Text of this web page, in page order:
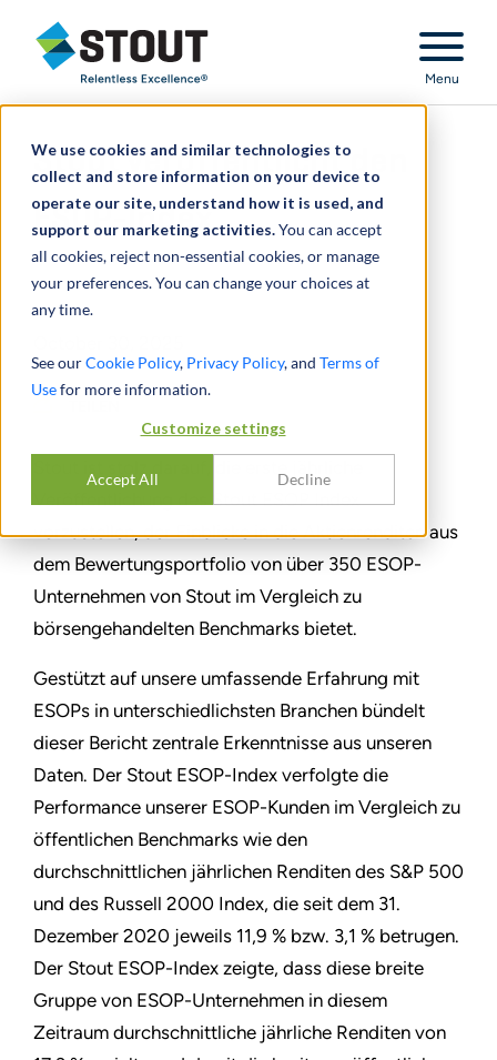
We use cookies and similar technologies to
collect and store information on your device to
operate our site, understand how it is used, and
support our marketing activities.You can accept
all cookies, reject non-essential cookies, or manage
your preferences. You can change your choices at
any time.
See ourCookie Policy, Privacy Policy, and Terms of
Usefor more information.
Customize settings
Accept All Decline
Stout Relentless Excellence
Menu
Stout veröffentlicht den
ESOP-Index
Veröffentlichung des Stout ESOP Index
vorzustellen, der Einblicke in die Aktienrenditen aus
dem Bewertungsportfolio von über 350 ESOP-
Unternehmen von Stout im Vergleich zu
börsengehandelten Benchmarks bietet.
Gestützt auf unsere umfassende Erfahrung mit
ESOPs in unterschiedlichsten Branchen bündelt
dieser Bericht zentrale Erkenntnisse aus unseren
Daten. Der Stout ESOP-Index verfolgte die
Performance unserer ESOP-Kunden im Vergleich zu
öffentlichen Benchmarks wie den
durchschnittlichen jährlichen Renditen des S&P 500
und des Russell 2000 Index, die seit dem 31.
Dezember 2020 jeweils 11,9 % bzw. 3,1 % betrugen.
Der Stout ESOP-Index zeigte, dass diese breite
Gruppe von ESOP-Unternehmen in diesem
Zeitraum durchschnittliche jährliche Renditen von